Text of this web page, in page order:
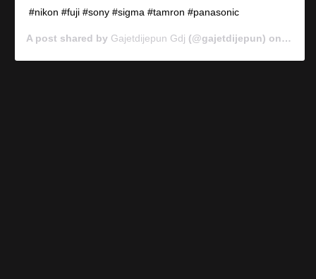
#nikon #fuji #sony #sigma #tamron #panasonic
A post shared by Gajetdijepun Gdj (@gajetdijepun) on Jan 7,